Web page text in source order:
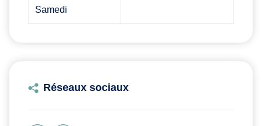
Samedi
Réseaux sociaux